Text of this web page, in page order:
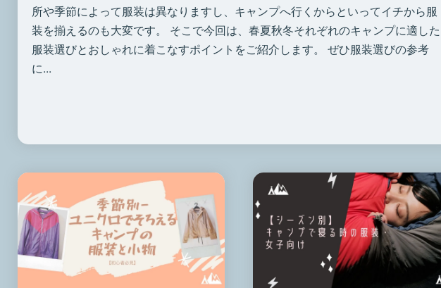
所や季節によって服装は異なりますし、キャンプへ行くからといってイチから服
装を揃えるのも大変です。 そこで今回は、春夏秋冬それぞれのキャンプに適した
服装選びとおしゃれに着こなすポイントをご紹介します。 ぜひ服装選びの参考
に...